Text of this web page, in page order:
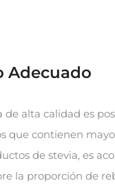
Adecuado
de alta calidad es
que contienen
de stevia, es
la proporción de